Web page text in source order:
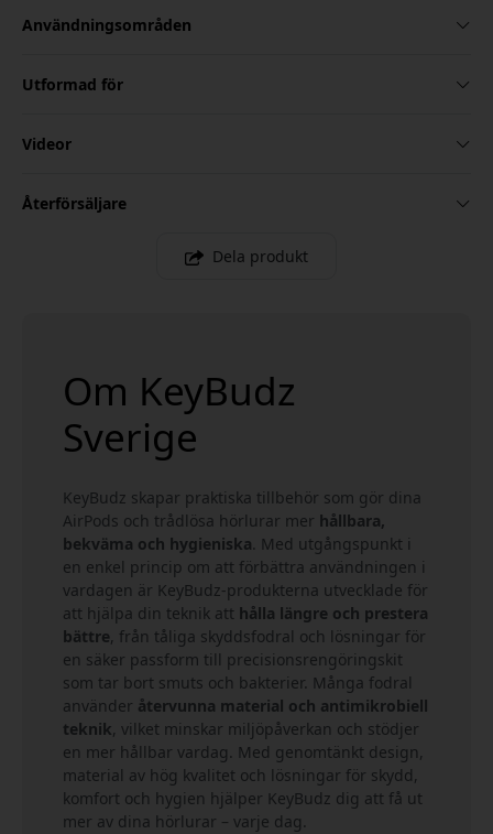
Användningsområden
Utformad för
Videor
Återförsäljare
Dela produkt
Om KeyBudz
Sverige
KeyBudz skapar praktiska tillbehör som gör dina
AirPods och trådlösa hörlurar mer hållbara,
bekväma och hygieniska. Med utgångspunkt i
en enkel princip om att förbättra användningen i
vardagen är KeyBudz-produkterna utvecklade för
att hjälpa din teknik att hålla längre och prestera
bättre, från tåliga skyddsfodral och lösningar för
en säker passform till precisionsrengöringskit
som tar bort smuts och bakterier. Många fodral
använder återvunna material och antimikrobiell
teknik, vilket minskar miljöpåverkan och stödjer
en mer hållbar vardag. Med genomtänkt design,
material av hög kvalitet och lösningar för skydd,
komfort och hygien hjälper KeyBudz dig att få ut
mer av dina hörlurar – varje dag.